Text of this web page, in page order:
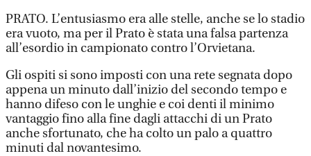
PRATO. L’entusiasmo era alle stelle, anche se lo stadio
era vuoto, ma per il Prato è stata una falsa partenza
all’esordio in campionato contro l’Orvietana.
Gli ospiti si sono imposti con una rete segnata dopo
appena un minuto dall’inizio del secondo tempo e
hanno difeso con le unghie e coi denti il minimo
vantaggio fino alla fine dagli attacchi di un Prato
anche sfortunato, che ha colto un palo a quattro
minuti dal novantesimo.